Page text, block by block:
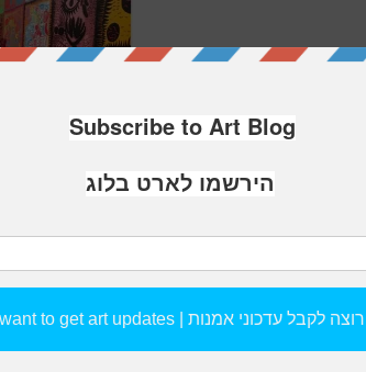
קוסמה סובלת מהפרעות נפשיות מזה שנים, גילתה
היצירה אצל “יאיואי קוסאמה” הנו טירוף אמנותי וממגנט.